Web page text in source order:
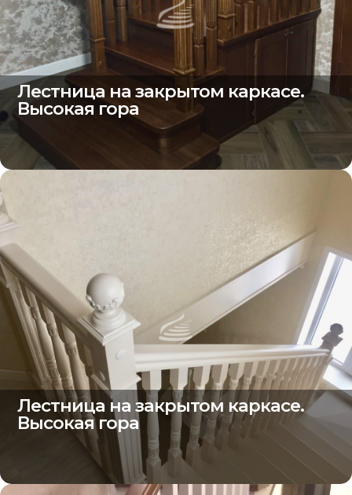
Лестница на закрытом каркасе.
Высокая гора
Лестница на закрытом каркасе.
Высокая гора